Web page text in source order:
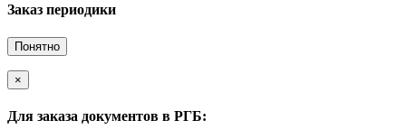
Заказ периодики
Понятно
×
Для заказа документов в РГБ: